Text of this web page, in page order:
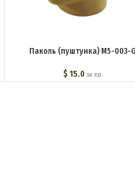
Паколь (пуштунка) M5-003-G
$ 15.0 за ед.